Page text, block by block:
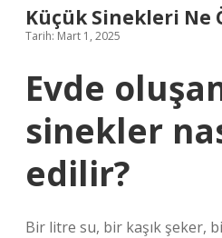
Küçük Sinekleri Ne
Tarih: Mart 1, 2025
Evde
sinekler
edilir?
Bir litre su, bir kaşık şeker,